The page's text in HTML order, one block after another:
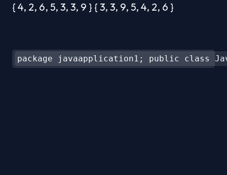
{ 4, 2, 6, 5, 3, 3, 9 } { 3, 3, 9, 5, 4, 2, 6 }
package javaapplication1; public